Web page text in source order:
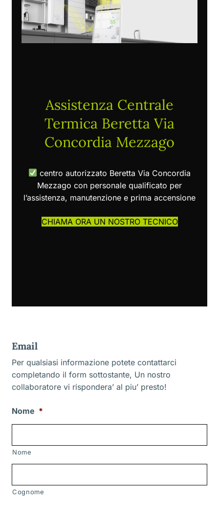
Assistenza Centrale
Termica Beretta Via
Concordia Mezzago
centro autorizzato Beretta Via Concordia
Mezzago con personale qualificato per
l’assistenza, manutenzione e prima accensione
CHIAMA ORA UN NOSTRO TECNICO
Email
Per qualsiasi informazione potete contattarci
completando il form sottostante, Un nostro
collaboratore vi rispondera’ al piu’ presto!
Nome *
Nome
Cognome